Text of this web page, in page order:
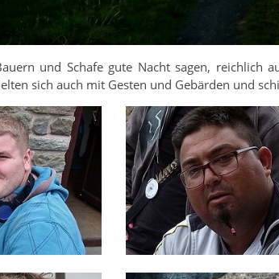
und Schafe gute Nacht sagen, reichlich
sich auch mit Gesten und Gebärden und